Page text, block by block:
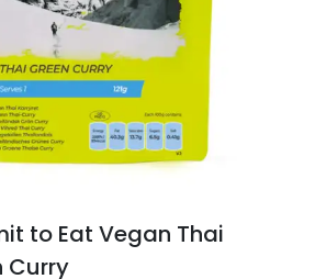
to Eat Vegan Thai
Curry